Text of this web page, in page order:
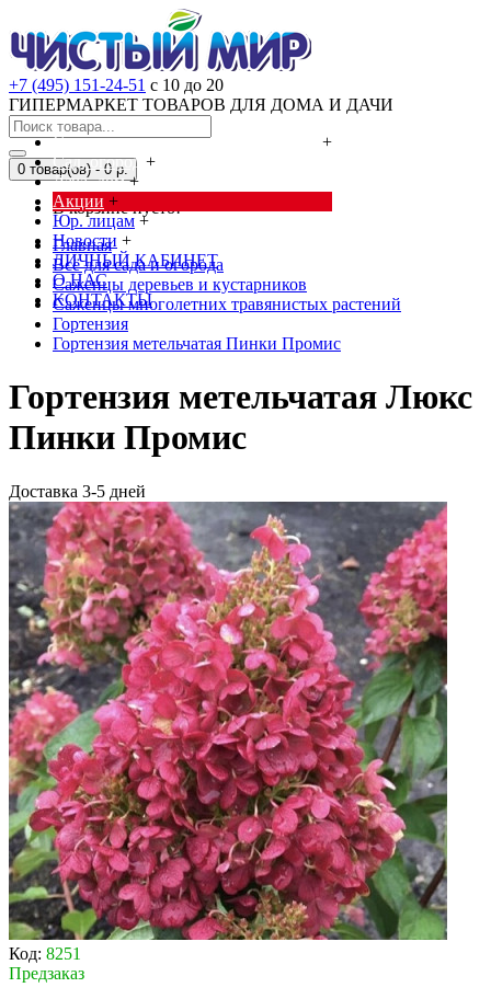
+7 (495) 151-24-51 с 10 до 20
ГИПЕРМАРКЕТ ТОВАРОВ ДЛЯ ДОМА И ДАЧИ
Cредства от насекомых и грызунов
+
Сад, огород +
Дача, дом +
Акции +
Юр. лицам +
Новости +
ЛИЧНЫЙ КАБИНЕТ
О НАС
КОНТАКТЫ
0 товар(ов) - 0 р.
В корзине пусто!
Главная
Всё для сада и огорода
Саженцы деревьев и кустарников
Саженцы многолетних травянистых растений
Гортензия
Гортензия метельчатая Пинки Промис
Гортензия метельчатая Люкс
Пинки Промис
Доставка 3-5 дней
Код: 8251
Предзаказ